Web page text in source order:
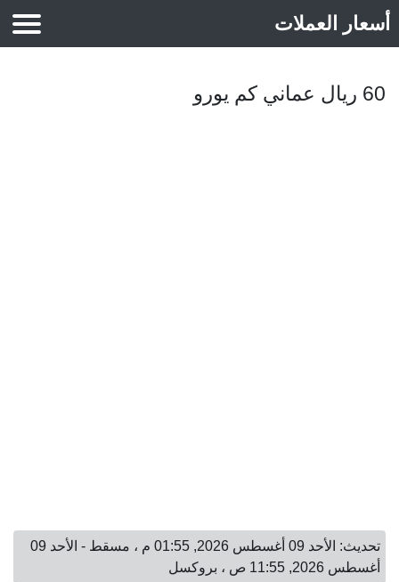
أسعار العملات
60 ريال عماني كم يورو
تحديث: الأحد 09 أغسطس 2026, 01:55 م ، مسقط - الأحد 09
أغسطس 2026, 11:55 ص ، بروكسل